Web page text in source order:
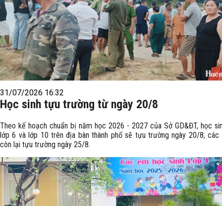
31/07/2026 16:32
Học sinh tựu trường từ ngày 20/8
Theo kế hoạch chuẩn bị năm học 2026 - 2027 của Sở GD&ĐT, học
lớp 6 và lớp 10 trên địa bàn thành phố sẽ tựu trường ngày 20/8; các
còn lại tựu trường ngày 25/8.